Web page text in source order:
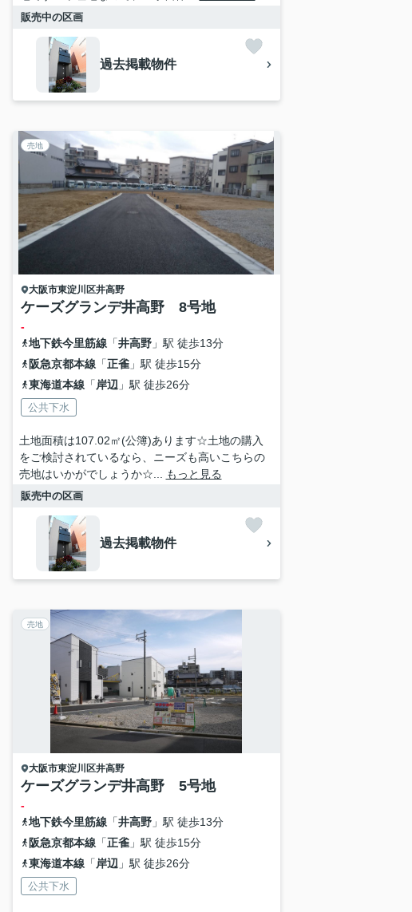
販売中の区画
過去掲載物件
売地
大阪市東淀川区井高野
ケーズグランデ井高野 8号地
-
地下鉄今里筋線「井高野」駅 徒歩13分
阪急京都本線「正雀」駅 徒歩15分
東海道本線「 岸辺 」駅 徒歩26分
公共下水
土地面積は107.02㎡(公簿)あります☆土地の購入
をご検討されているなら、ニーズも高いこちらの
売地はいかがでしょうか☆...
もっと見る
販売中の区画
過去掲載物件
売地
大阪市東淀川区井高野
ケーズグランデ井高野 5号地
-
地下鉄今里筋線「井高野」駅 徒歩13分
阪急京都本線「正雀」駅 徒歩15分
東海道本線「 岸辺 」駅 徒歩26分
公共下水